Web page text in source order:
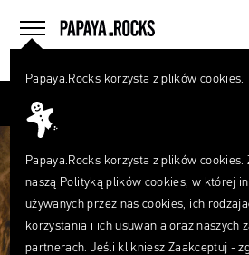
menu
home
Papaya.Rocks korzysta z plików cookies.
Papaya.Rocks korzysta z plików cookies.
naszą Polityką plików cookies, w której
używanych przez nas cookies, ich
korzystania i ich usuwania oraz naszych
partnerach. Jeśli klikniesz Zaakceptuj -
Czego
szukasz?